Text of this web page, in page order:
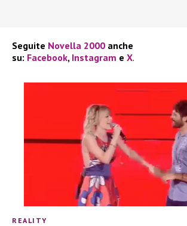
Seguite Novella 2000 anche
su: Facebook, Instagram e X.
REALITY